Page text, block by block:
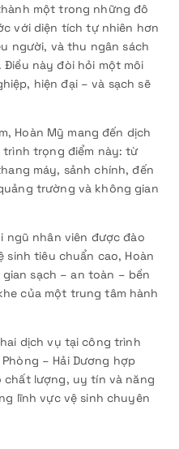
một trong những đô
với diện tích tự nhiên hơn
người, và thu ngân sách
này đòi hỏi một môi
hiện đại – và sạch sẽ
Hoàn Mỹ mang đến dịch
trọng điểm này: từ
máy, sảnh chính, đến
trường và không gian
ngũ nhân viên được đào
tiêu chuẩn cao, Hoàn
sạch – an toàn – bền
của một trung tâm hành
dịch vụ tại công trình
– Hải Dương hợp
chất lượng, uy tín và năng
lĩnh vực vệ sinh chuyên